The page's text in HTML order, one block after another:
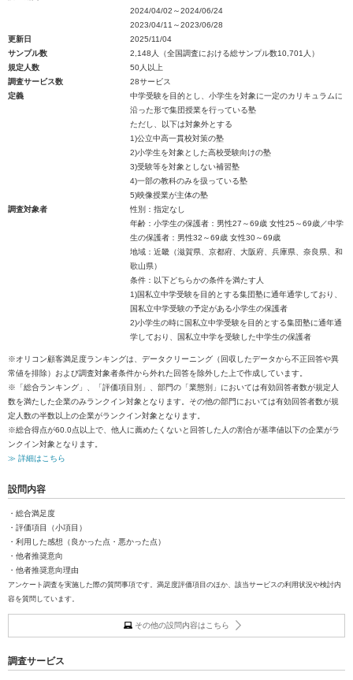
2024/04/02～2024/06/24
2023/04/11～2023/06/28
更新日
2025/11/04
サンプル数
2,148人（全国調査における総サンプル数10,701人）
規定人数
50人以上
調査サービス数
28サービス
定義
中学受験を目的とし、小学生を対象に一定のカリキュラムに
沿った形で集団授業を行っている塾
ただし、以下は対象外とする
1)公立中高一貫校対策の塾
2)小学生を対象とした高校受験向けの塾
3)受験等を対象としない補習塾
4)一部の教科のみを扱っている塾
5)映像授業が主体の塾
調査対象者
性別：指定なし
年齢：小学生の保護者：男性27～69歳 女性25～69歳／中学
生の保護者：男性32～69歳 女性30～69歳
地域：近畿（滋賀県、京都府、大阪府、兵庫県、奈良県、和
歌山県）
条件：以下どちらかの条件を満たす人
1)国私立中学受験を目的とする集団塾に通年通学しており、
国私立中学受験の予定がある小学生の保護者
2)小学生の時に国私立中学受験を目的とする集団塾に通年通
学しており、国私立中学を受験した中学生の保護者
※オリコン顧客満足度ランキングは、データクリーニング（回収したデータから不正回答や異
常値を排除）および調査対象者条件から外れた回答を除外した上で作成しています。
※「総合ランキング」、「評価項目別」、部門の「業態別」においては有効回答者数が規定人
数を満たした企業のみランクイン対象となります。その他の部門においては有効回答者数が規
定人数の半数以上の企業がランクイン対象となります。
※総合得点が60.0点以上で、他人に薦めたくないと回答した人の割合が基準値以下の企業がラ
ンクイン対象となります。
≫ 詳細はこちら
設問内容
・総合満足度
・評価項目（小項目）
・利用した感想（良かった点・悪かった点）
・他者推奨意向
・他者推奨意向理由
アンケート調査を実施した際の質問事項です。満足度評価項目のほか、該当サービスの利用状況や検討内
容を質問しています。
その他の設問内容はこちら
調査サービス